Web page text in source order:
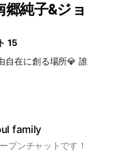
郷純子&ジョ
15
自在に創る場所💎 誰
family
プンチャットです！